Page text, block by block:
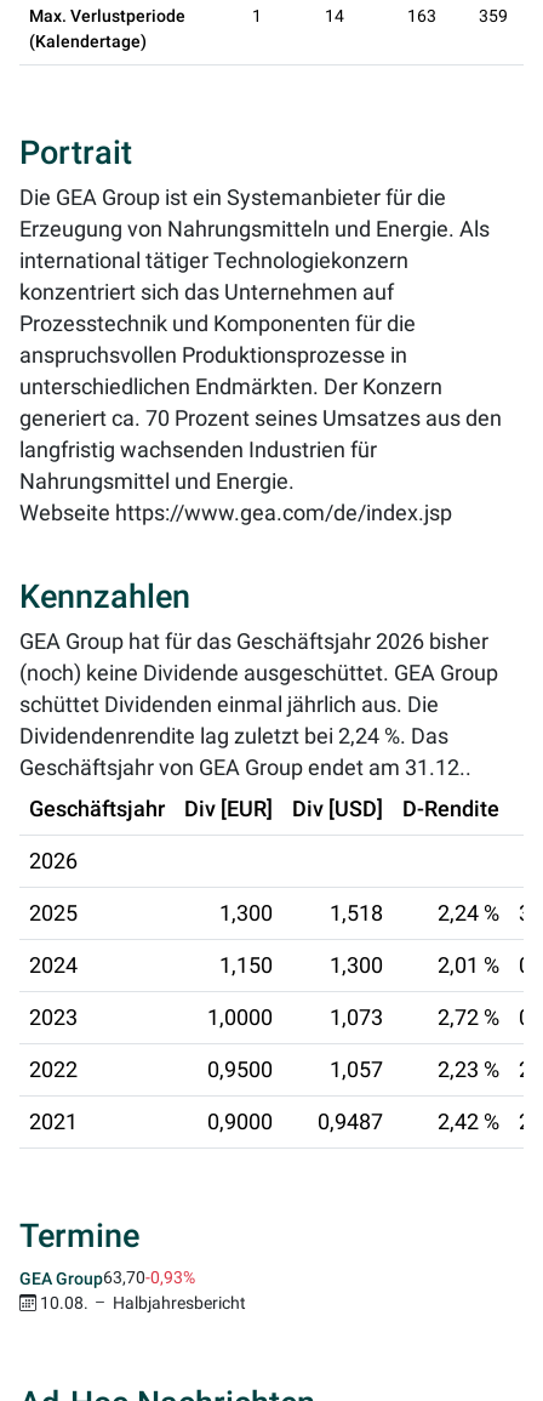
Max. Verlustperiode
(Kalendertage)
1 14 163 359
Portrait
Die GEA Group ist ein Systemanbieter für die
Erzeugung von Nahrungsmitteln und Energie. Als
international tätiger Technologiekonzern
konzentriert sich das Unternehmen auf
Prozesstechnik und Komponenten für die
anspruchsvollen Produktionsprozesse in
unterschiedlichen Endmärkten. Der Konzern
generiert ca. 70 Prozent seines Umsatzes aus den
langfristig wachsenden Industrien für
Nahrungsmittel und Energie.
Webseite https://www.gea.com/de/index.jsp
Kennzahlen
GEA Group hat für das Geschäftsjahr 2026 bisher
(noch) keine Dividende ausgeschüttet. GEA Group
schüttet Dividenden einmal jährlich aus. Die
Dividendenrendite lag zuletzt bei 2,24 %. Das
Geschäftsjahr von GEA Group endet am 31.12..
Geschäftsjahr
Div [EUR] Div [USD] D-Rendite
2026
2025 1,300 1,518 2,24 %
2024 1,150 1,300 2,01 %
2023 1,0000 1,073 2,72 %
2022 0,9500 1,057 2,23 %
2021 0,9000 0,9487 2,42 %
Termine
GEA Group63,70-0,93%
10.08.
Halbjahresbericht